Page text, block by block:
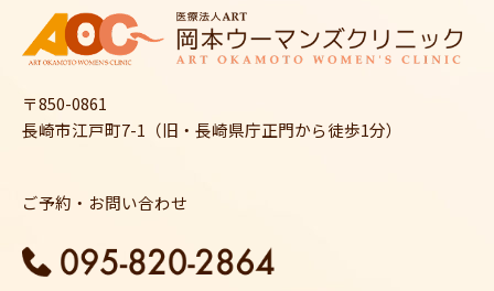
〒850-0861
長崎市江戸町7-1（旧・長崎県庁正門から徒歩1分）
ご予約・お問い合わせ